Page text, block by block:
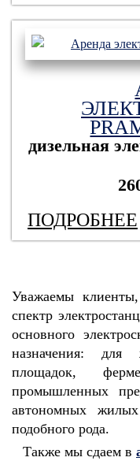
дизельная
ПОДРОБНЕЕ
Уважаемы
спектр
основного
назначения: для
площадок,
промышленных
автономных
подобного рода.
Также мы сдаем в